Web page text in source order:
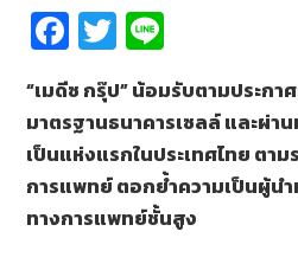
Fa
ce
b
o
o
k
T
wi
tt
er
n
e
“เมดีซ กรุ๊ป” น้อมรับตามประกา
มาตรฐานธนาคารเซลล์ และผ่า
เป็นแห่งแรกในประเทศไทย ตา
การแพทย์ ตอกย้ำความเป็นผู้นำ
ทางการแพทย์ชั้นสูง